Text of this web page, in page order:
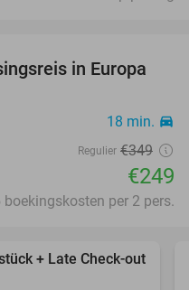
29%
in Europa
18 min. directions_car
Regulier €349
€249
boekingskosten per 2 pers.
24%
favorite_border
+ Late Check-out